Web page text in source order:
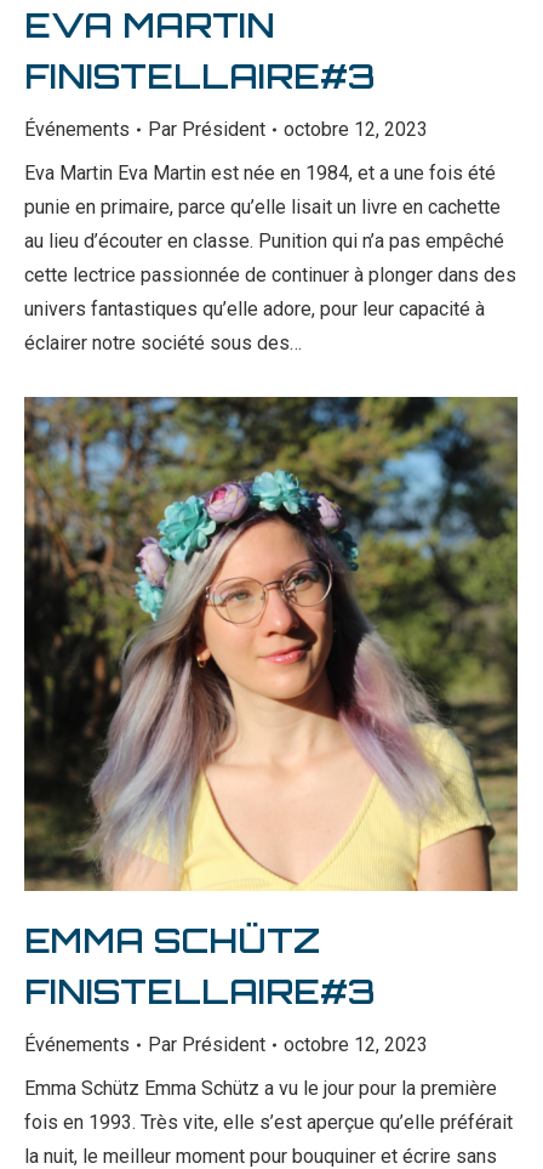
EVA MARTIN
FINISTELLAIRE#3
Événements Par Président
octobre 12, 2023
Eva Martin Eva Martin est née en 1984, et a une fois été
punie en primaire, parce qu’elle lisait un livre en cachette
au lieu d’écouter en classe. Punition qui n’a pas empêché
cette lectrice passionnée de continuer à plonger dans des
univers fantastiques qu’elle adore, pour leur capacité à
éclairer notre société sous des…
EMMA SCHÜTZ
FINISTELLAIRE#3
Événements Par Président
octobre 12, 2023
Emma Schütz Emma Schütz a vu le jour pour la première
fois en 1993. Très vite, elle s’est aperçue qu’elle préférait
la nuit, le meilleur moment pour bouquiner et écrire sans